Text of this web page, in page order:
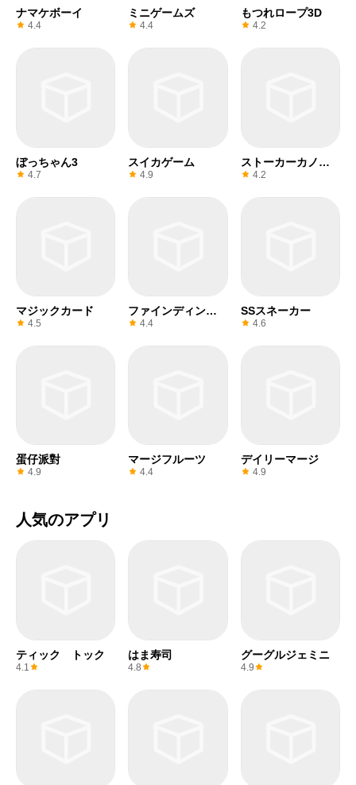
ナマケボーイ
4.4
ミニゲームズ
4.4
もつれロープ3D
4.2
ぼっちゃん3
4.7
スイカゲーム
4.9
ストーカーカノジ
ョ 4.2
マジックカード
4.5
ファインディング
ハンナ
4.4
SSスネーカー
4.6
蛋仔派對
4.9
マージフルーツ
4.4
デイリーマージ
4.9
人気のアプリ
ティック トック
4.1
はま寿司
4.8
グーグルジェミニ
4.9